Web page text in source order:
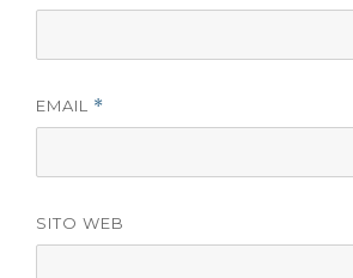
EMAIL *
SITO WEB